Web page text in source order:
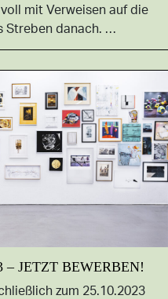
mit Verweisen auf die
Streben danach. …
JETZT BEWERBEN!
zum 25.10.2023